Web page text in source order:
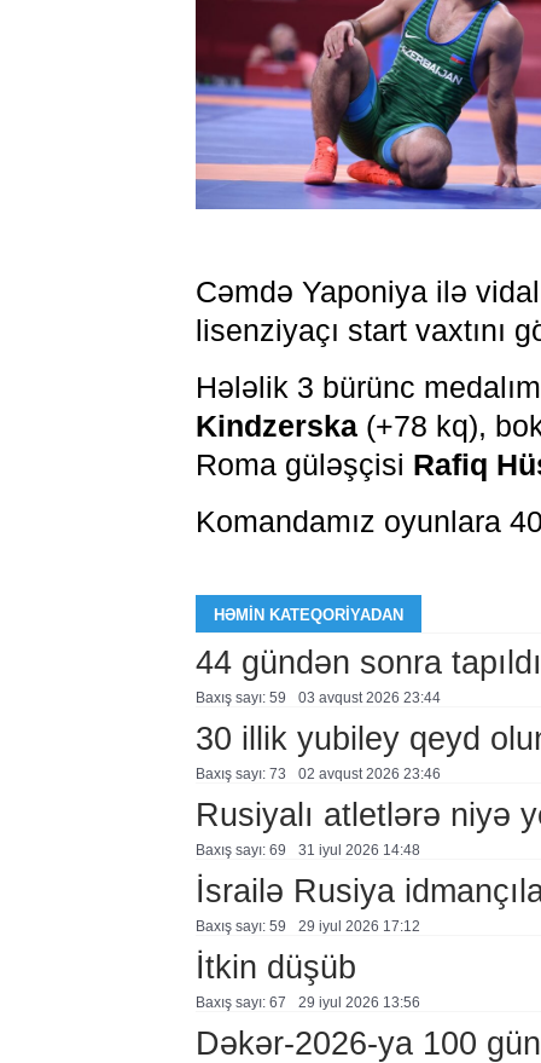
Cəmdə Yaponiya ilə
lisenziyaçı start vaxtını
Hələlik 3 bürünc
Kindzerska(+78 kq),
Roma güləşçisi Rafiq
Komandamız oyunlara
HƏMIN KATEQORIYADAN
44 gündən sonra tapıldı
Baxış sayı: 59 03 avqust 2026 23:44
30 illik yubiley qeyd
Baxış sayı: 73 02 avqust 2026 23:46
Rusiyalı atletlərə niyə
Baxış sayı: 69 31 i̇yul 2026 14:48
İsrailə Rusiya
Baxış sayı: 59 29 i̇yul 2026 17:12
İtkin düşüb
Baxış sayı: 67 29 i̇yul 2026 13:56
Dəkər-2026-ya 100